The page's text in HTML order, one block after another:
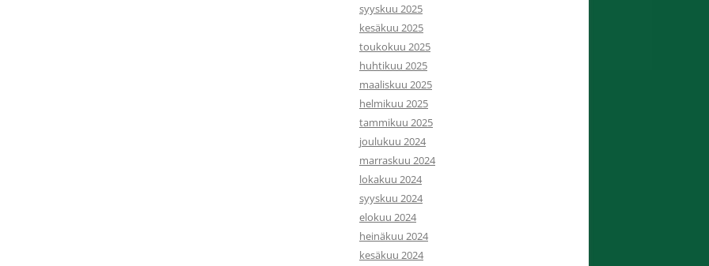
syyskuu 2025
kesäkuu 2025
toukokuu 2025
huhtikuu 2025
maaliskuu 2025
helmikuu 2025
tammikuu 2025
joulukuu 2024
marraskuu 2024
lokakuu 2024
syyskuu 2024
elokuu 2024
heinäkuu 2024
kesäkuu 2024